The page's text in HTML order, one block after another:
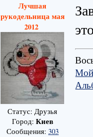
Лучшая
рукодельница мая
2012
Статус: Друзья
Город: Киев
Сообщения: 303